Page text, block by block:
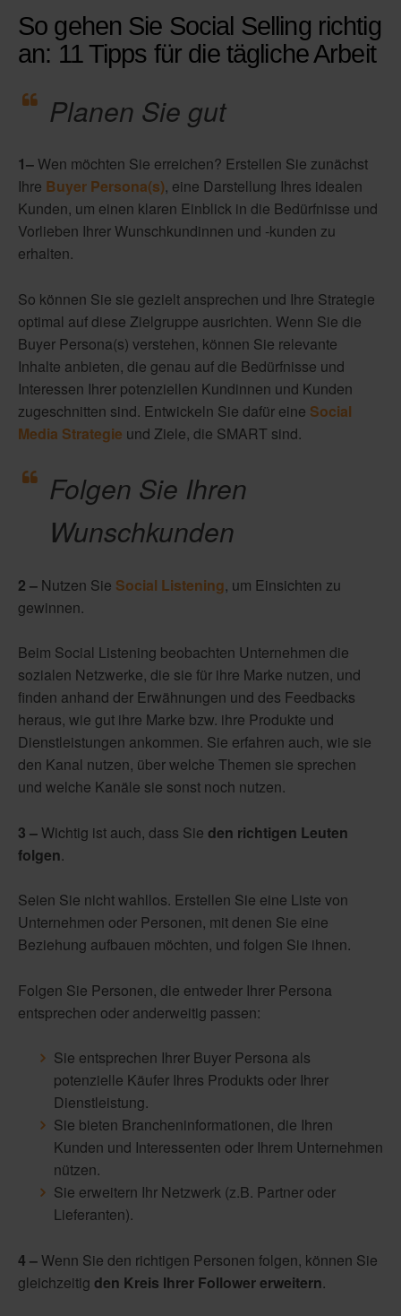
So gehen Sie Social Selling richtig
an: 11 Tipps für die tägliche Arbeit
Planen Sie gut
1–Wen möchten Sie erreichen? Erstellen Sie zunächst
Ihre Buyer Persona(s), eine Darstellung Ihres idealen
Kunden, um einen klaren Einblick in die Bedürfnisse und
Vorlieben Ihrer Wunschkundinnen und -kunden zu
erhalten.
So können Sie sie gezielt ansprechen und Ihre Strategie
optimal auf diese Zielgruppe ausrichten. Wenn Sie die
Buyer Persona(s) verstehen, können Sie relevante
Inhalte anbieten, die genau auf die Bedürfnisse und
Interessen Ihrer potenziellen Kundinnen und Kunden
zugeschnitten sind. Entwickeln Sie dafür eine Social
Media Strategie und Ziele, die SMART sind.
Folgen Sie Ihren
Wunschkunden
2 – Nutzen Sie Social Listening, um Einsichten zu
gewinnen.
Beim Social Listening beobachten Unternehmen die
sozialen Netzwerke, die sie für ihre Marke nutzen, und
finden anhand der Erwähnungen und des Feedbacks
heraus, wie gut ihre Marke bzw. ihre Produkte und
Dienstleistungen ankommen. Sie erfahren auch, wie sie
den Kanal nutzen, über welche Themen sie sprechen
und welche Kanäle sie sonst noch nutzen.
3 –Wichtig ist auch, dass Sie den richtigen Leuten
folgen.
Seien Sie nicht wahllos. Erstellen Sie eine Liste von
Unternehmen oder Personen, mit denen Sie eine
Beziehung aufbauen möchten, und folgen Sie ihnen.
Folgen Sie Personen, die entweder Ihrer Persona
entsprechen oder anderweitig passen:
Sie entsprechen Ihrer Buyer Persona als
potenzielle Käufer Ihres Produkts oder Ihrer
Dienstleistung.
Sie bieten Brancheninformationen, die Ihren
Kunden und Interessenten oder Ihrem Unternehmen
nützen.
Sie erweitern Ihr Netzwerk (z.B. Partner oder
Lieferanten).
4 –Wenn Sie den richtigen Personen folgen, können Sie
gleichzeitig den Kreis Ihrer Follower erweitern.